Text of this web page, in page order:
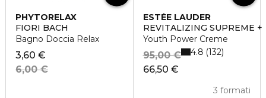
PHYTORELAX
FIORI BACH
Bagno Doccia Relax
3,60 €
6,00 €
ESTÉE LAUDER
REVITALIZING SUPREME +
Youth Power Creme
66,50 €
95,00 €
3 formati
4.8 132